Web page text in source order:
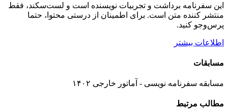
این سفرنامه برداشت و تجربیات نویسنده است و لست‌سکند، فقط
منتشر کننده متن است. برای اطمینان از درستی محتوا، حتما
پرس‌وجو کنید.
اطلاعات بیشتر
مسابقات
مسابقه سفرنامه نویسی - آماتور خارجی ۱۴۰۲
مطالب مرتبط